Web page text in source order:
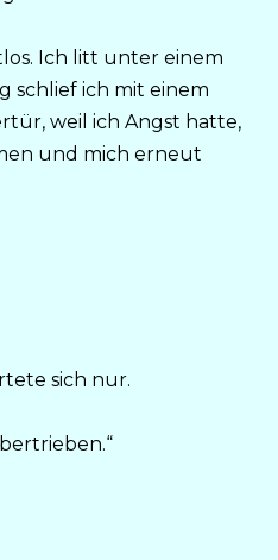
Ich litt unter einem
schlief ich mit einem
weil ich Angst hatte,
und mich erneut
sich nur.